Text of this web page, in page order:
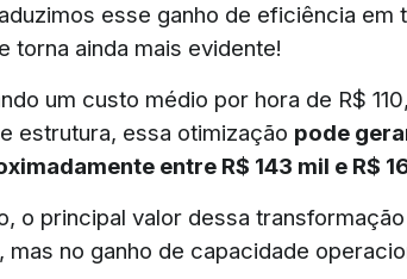
esse ganho de eficiência em
torna ainda mais evidente!
um custo médio por hora de R$
estrutura, essa otimização pode
entre R$ 143 mil e R$
o principal valor dessa
mas no ganho de capacidade